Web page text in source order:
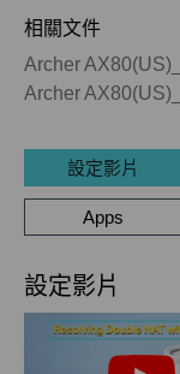
相關文件
Archer
Archer
設定影片
Apps
設定影片